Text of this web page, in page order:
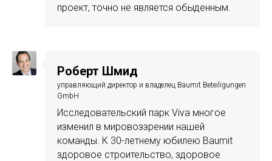
проект, точно не является обыденным.
Роберт Шмид
управляющий директор и владелец Baumit Beteiligungen
GmbH
Исследовательский парк Viva многое
изменил в мировоззрении нашей
команды. К 30-летнему юбилею Baumit
здоровое строительство, здоровое